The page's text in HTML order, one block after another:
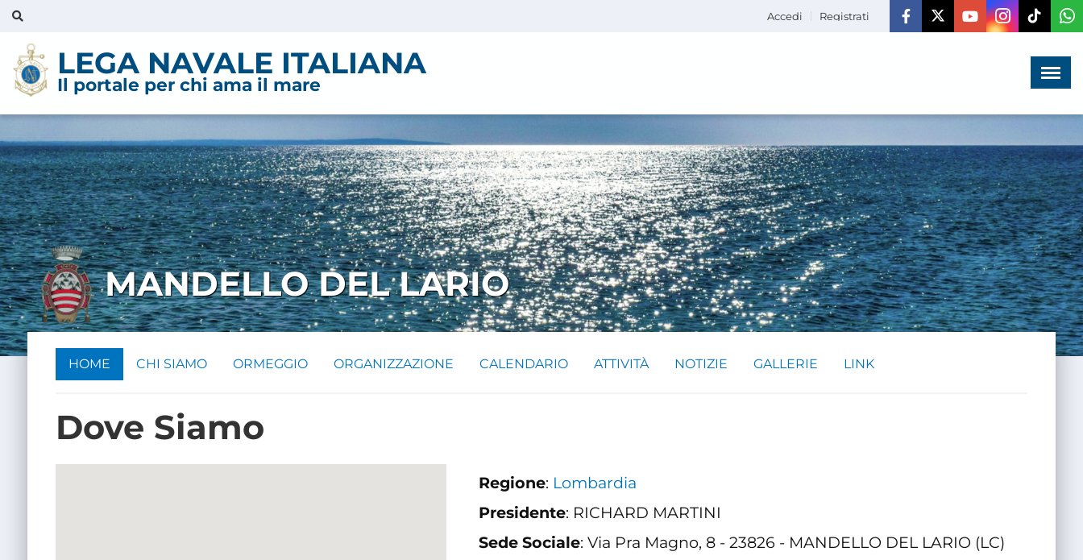
Accedi Registrati
LEGA NAVALE ITALIANA
Il portale per chi ama il mare
MANDELLO DEL LARIO
HOME CHI SIAMO ORMEGGIO ORGANIZZAZIONE CALENDARIO ATTIVITÀ NOTIZIE GALLERIE LINK
Dove Siamo
Regione: Lombardia
Presidente: RICHARD MARTINI
Sede Sociale: Via Pra Magno, 8 - 23826 - MANDELLO DEL LARIO (LC)
Menù ×
LA VITA
DELL'ASSOCIAZIONE
COMUNICAZIONE,
PROGETTI ED EDITORIA
AMMINISTRAZIONE
TRASPARENTE